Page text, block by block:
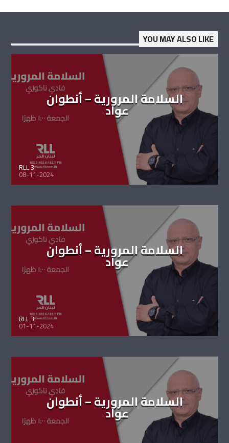
YOU MAY ALSO LIKE
السلامة المرورية – أنطوان
عواد
RLL 3
08-11-2024
السلامة المرورية – أنطوان
عواد
RLL 3
01-11-2024
السلامة المرورية – أنطوان
عواد